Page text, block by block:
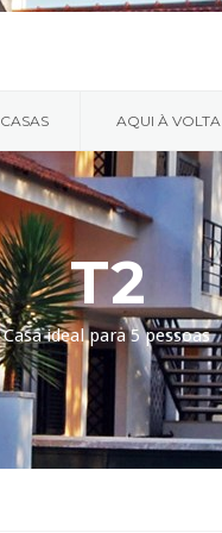
CASAS AQUI À VOLTA
T2
Casa ideal para 5 pessoas